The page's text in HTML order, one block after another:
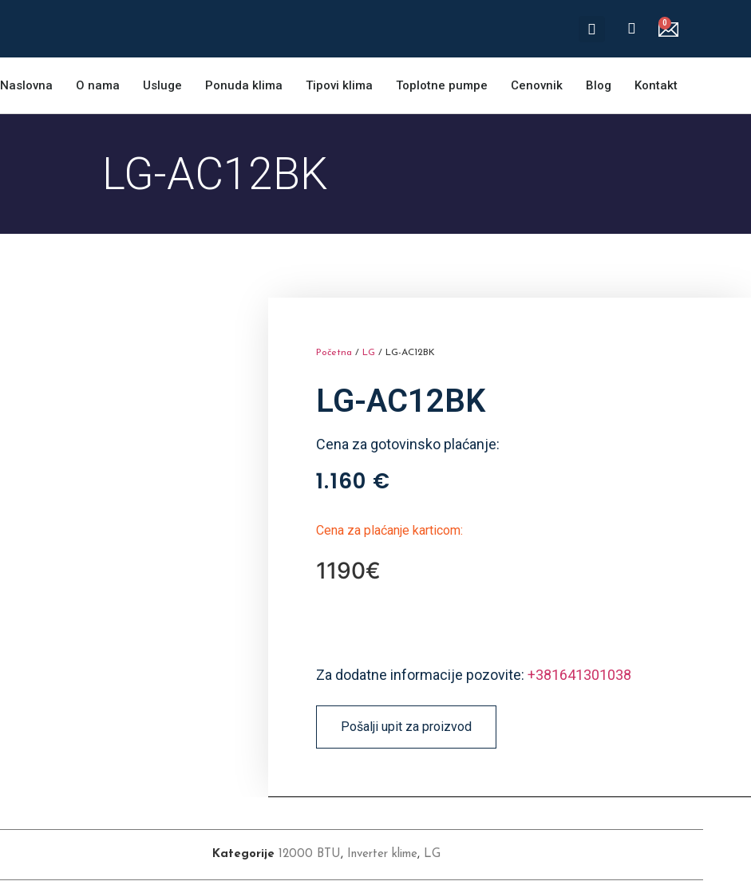
Naslovna O nama Usluge Ponuda klima Tipovi klima Toplotne pumpe Cenovnik Blog Kontakt
LG-AC12BK
Početna / LG / LG-AC12BK
LG-AC12BK
Cena za gotovinsko plaćanje:
1.160 €
Cena za plaćanje karticom:
1190€
Za dodatne informacije pozovite:+381641301038
Pošalji upit za proizvod
Kategorije 12000 BTU, Inverter klime, LG